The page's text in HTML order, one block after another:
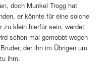
doch Munkel Trogg hat
er könnte für eine solche
zu klein hierfür sein, werdet
schon mal gemobbt wegen
der ihn im Übrigen um
ihm.